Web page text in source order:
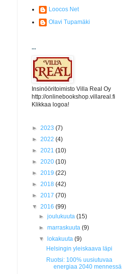
Loocos Net
Olavi Tupamäki
...
Insinööritoimisto Villa Real Oy
http://onlinebookshop.villareal.fi
Klikkaa logoa!
► 2023 (7)
► 2022 (4)
► 2021 (10)
► 2020 (10)
► 2019 (22)
► 2018 (42)
► 2017 (70)
▼ 2016 (99)
►joulukuuta(15)
►marraskuuta(9)
▼
lokakuuta(9)
Helsingin yleiskaava läpi
Ruotsi: 100% uusiutuvaa
energiaa 2040 mennessä